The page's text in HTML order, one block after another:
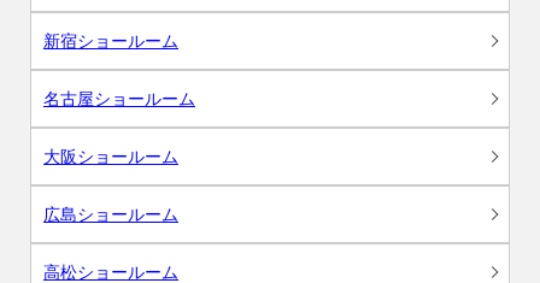
新宿ショールーム
名古屋ショールーム
大阪ショールーム
広島ショールーム
高松ショールーム